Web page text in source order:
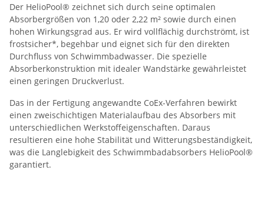
Der HelioPool® zeichnet sich durch seine optimalen
Absorbergrößen von 1,20 oder 2,22 m² sowie durch einen
hohen Wirkungsgrad aus. Er wird vollflächig durchströmt, ist
frostsicher*, begehbar und eignet sich für den direkten
Durchfluss von Schwimmbadwasser. Die spezielle
Absorberkonstruktion mit idealer Wandstärke gewährleistet
einen geringen Druckverlust.
Das in der Fertigung angewandte CoEx-Verfahren bewirkt
einen zweischichtigen Materialaufbau des Absorbers mit
unterschiedlichen Werkstoffeigenschaften. Daraus
resultieren eine hohe Stabilität und Witterungsbeständigkeit,
was die Langlebigkeit des Schwimmbadabsorbers HelioPool®
garantiert.